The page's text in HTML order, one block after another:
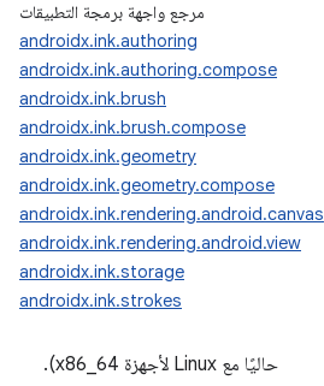
مرجع واجهة برمجة التطبيقات
androidx.ink.authoring
androidx.ink.authoring.compose
androidx.ink.brush
androidx.ink.brush.compose
androidx.ink.geometry
androidx.ink.geometry.compose
androidx.ink.rendering.android.canvas
androidx.ink.rendering.android.view
androidx.ink.storage
androidx.ink.strokes
حاليًا مع Linux لأجهزة x86_64).